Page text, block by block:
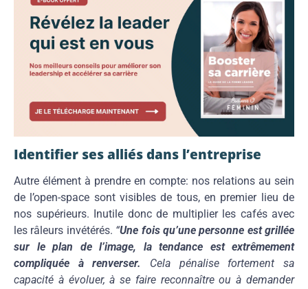
Identifier ses alliés dans l’entreprise
Autre élément à prendre en compte: nos relations au sein
de l’open-space sont visibles de tous, en premier lieu de
nos supérieurs. Inutile donc de multiplier les cafés avec
les râleurs invétérés. “Une fois qu’une personne est grillée
sur le plan de l’image, la tendance est extrêmement
compliquée à renverser.
Cela pénalise fortement sa
capacité à évoluer, à se faire reconnaître ou à demander